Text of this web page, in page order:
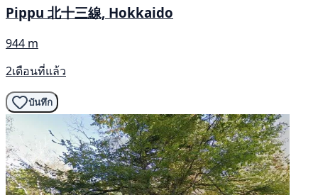
Pippu 北十三線, Hokkaido
944 m
2เดือนที่แล้ว
บันทึก